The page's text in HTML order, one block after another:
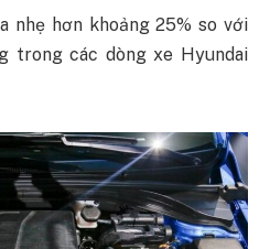
nhẹ hơn khoảng 25% so với
trong các dòng xe Hyundai